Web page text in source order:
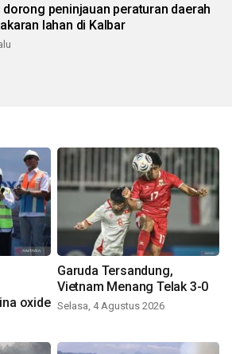
dorong peninjauan peraturan daerah
lahan di Kalbar
oxide
Garuda Tersandung,
Vietnam Menang Telak 3-0
Selasa, 4 Agustus 2026